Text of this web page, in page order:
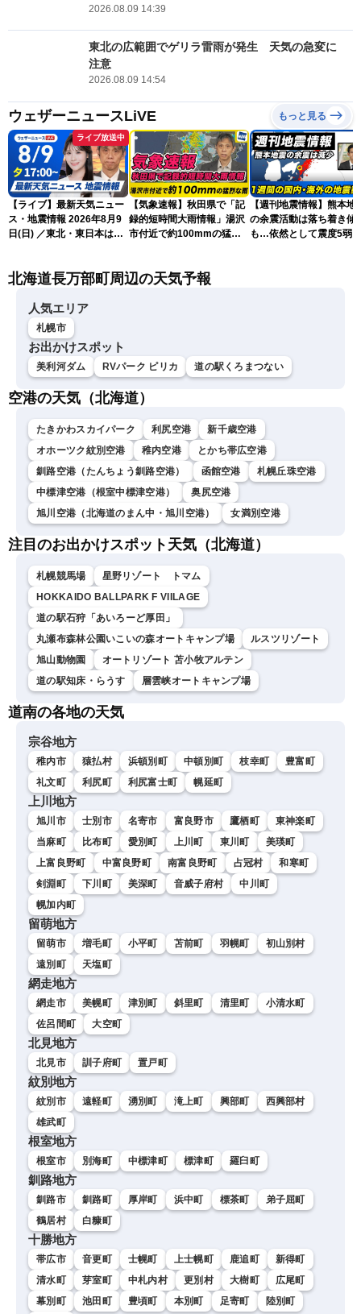
2026.08.09 14:39
東北の広範囲でゲリラ雷雨が発生 天気の急変に
注意
2026.08.09 14:54
ウェザーニュースLiVE もっと見る
ライブ放送中
【ライブ】最新天気ニュー
ス・地震情報 2026年8月9
日(日) ／東北・東日本は急
北美月／芳野達郎〉
【気象速報】秋田県で「記
録的短時間大雨情報」湯沢
市付近で約100mmの猛烈
【週刊地震情報】熊本地
の余震活動は落ち着き傾
も…依然として震度5弱警
北海道長万部町周辺の天気予報
人気エリア
札幌市
お出かけスポット
美利河ダム RVパーク ピリカ 道の駅くろまつない
空港の天気（北海道）
たきかわスカイパーク 利尻空港
新千歳空港
オホーツク紋別空港
稚内空港
とかち帯広空港
釧路空港（たんちょう釧路空港）
函館空港
札幌丘珠空港
中標津空港（根室中標津空港）
奥尻空港
旭川空港（北海道のまん中・旭川空港）
女満別空港
注目のお出かけスポット天気（北海道）
札幌競馬場
星野リゾート トマム
HOKKAIDO BALLPARK F VIILAGE
道の駅石狩「あいろーど厚田」
丸瀬布森林公園いこいの森オートキャンプ場
ルスツリゾート
旭山動物園
オートリゾート 苫小牧アルテン
道の駅知床・らうす
層雲峡オートキャンプ場
道南の各地の天気
宗谷地方
稚内市 猿払村 浜頓別町 中頓別町 枝幸町
豊富町
礼文町
利尻町 利尻富士町 幌延町
上川地方
旭川市 士別市 名寄市 富良野市 鷹栖町
東神楽町
当麻町
比布町 愛別町 上川町 東川町
美瑛町
上富良野町
中富良野町 南富良野町 占冠村
和寒町
剣淵町
下川町 美深町 音威子府村
中川町
幌加内町
留萌地方
留萌市 増毛町 小平町 苫前町 羽幌町
初山別村
遠別町
天塩町
網走地方
網走市 美幌町 津別町 斜里町 清里町
小清水町
佐呂間町
大空町
北見地方
北見市 訓子府町 置戸町
紋別地方
紋別市 遠軽町 湧別町 滝上町 興部町
西興部村
雄武町
根室地方
根室市 別海町 中標津町 標津町 羅臼町
釧路地方
釧路市 釧路町 厚岸町 浜中町 標茶町
弟子屈町
鶴居村
白糠町
十勝地方
帯広市 音更町 士幌町 上士幌町 鹿追町
新得町
清水町
芽室町 中札内村 更別村 大樹町
広尾町
幕別町
池田町 豊頃町 本別町 足寄町 陸別町